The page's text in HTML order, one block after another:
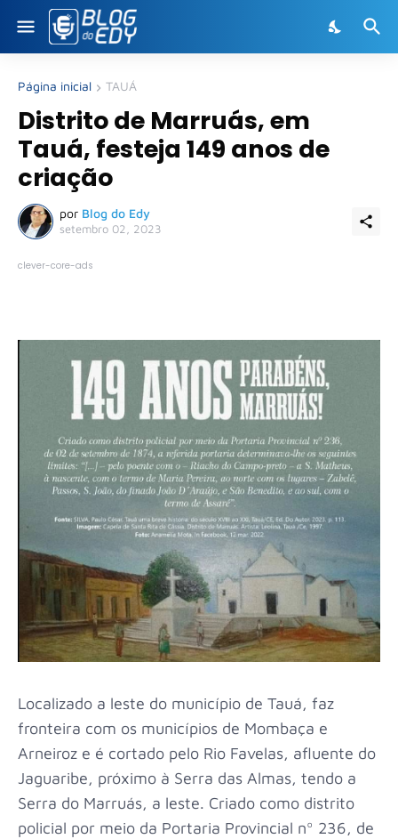
Página inicial TAUÁ
Distrito de Marruás, em
Tauá, festeja 149 anos de
criação
por Blog do Edy
setembro 02, 2023
clever-core-ads
Localizado a leste do município de Tauá, faz
fronteira com os municípios de Mombaça e
Arneiroz e é cortado pelo Rio Favelas, afluente do
Jaguaribe, próximo à Serra das Almas, tendo a
Serra do Marruás, a leste. Criado como distrito
policial por meio da Portaria Provincial nº 236, de